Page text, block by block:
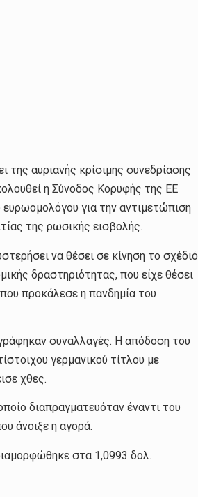
αυριανής κρίσιμης συνεδρίασης
η Σύνοδος Κορυφής της ΕΕ
ευρωομολόγου για την αντιμετώπιση
της ρωσικής εισβολής.
να θέσει σε κίνηση το σχέδιό
δραστηριότητας, που είχε θέσει
προκάλεσε η πανδημία του
συναλλαγές. Η απόδοση του
γερμανικού τίτλου με
χθες.
διαπραγματευόταν έναντι του
άνοιξε η αγορά.
στα 1,0993 δολ.